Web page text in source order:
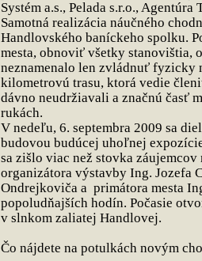
Systém a.s., Pelada s.r.o., Agentúra
Samotná realizácia náučného
Handlovského baníckeho spolku.
mesta, obnoviť všetky
neznamenalo len zvládnuť fyzicky
kilometrovú trasu, ktorá vedie
dávno neudržiavali a značnú časť
rukách.
V nedeľu, 6. septembra 2009 sa
budovou budúcej uhoľnej
sa zišlo viac než stovka
organizátora výstavby Ing. Jozefa
Ondrejkoviča a primátora mesta
popoludňajších hodín. Počasie
v slnkom zaliatej Handlovej.
Čo nájdete na potulkách novým